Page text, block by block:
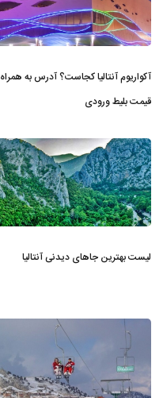
آکواریوم آنتالیا کجاست؟ آدرس به همراه
قیمت بلیط ورودی
لیست بهترین جاهای دیدنی آنتالیا